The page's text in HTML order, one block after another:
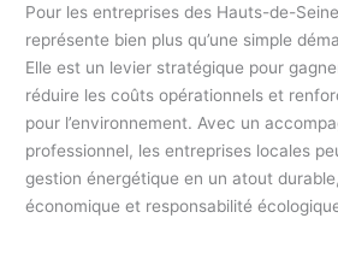
Pour les entreprises des Hauts-de-
représente bien plus qu’une simple
Elle est un levier stratégique pour
réduire les coûts opérationnels et
pour l’environnement. Avec un
professionnel, les entreprises locales
gestion énergétique en un atout
économique et responsabilité